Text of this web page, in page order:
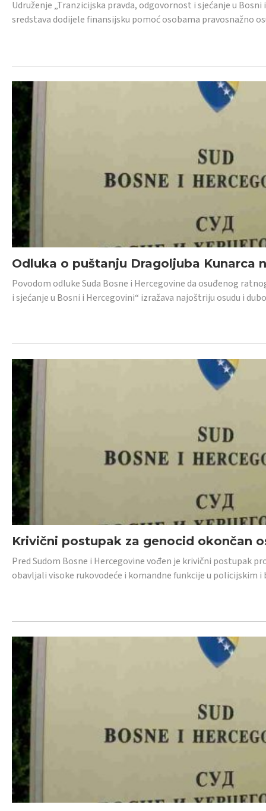
Udruženje „Tranzicijska pravda, odgovornost i sjećanje u
sredstava dodijele finansijsku pomoć osobama pravosnažno
Odluka o puštanju Dragoljuba Kunarca
Povodom odluke Suda Bosne i Hercegovine da osuđenog
i sjećanje u Bosni i Hercegovini“ izražava najoštriju osudu i
Krivični postupak za genocid okončan
Pred Sudom Bosne i Hercegovine vođen je krivični postupak
obavljali visoke rukovodeće i komandne funkcije u policijskim